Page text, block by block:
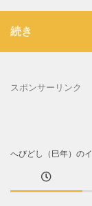
続き
スポンサーリンク
へびどし（巳年）の